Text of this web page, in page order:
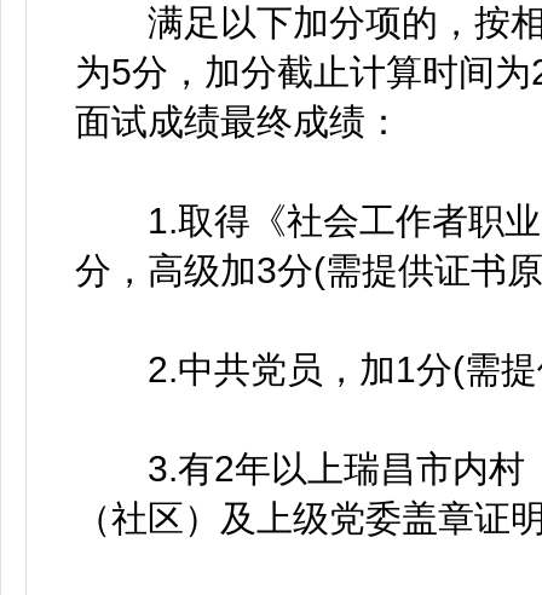
满足以下加分项的，按相
为5分，加分截止计算时间
面试成绩最终成绩：
1.取得《社会工作者职业
分，高级加3分(需提供证书
2.中共党员，加1分(需提
3.有2年以上瑞昌市内村
（社区）及上级党委盖章证